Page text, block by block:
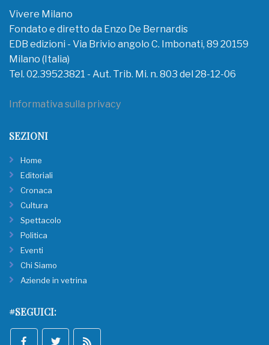
Vivere Milano
Fondato e diretto da Enzo De Bernardis
EDB edizioni - Via Brivio angolo C. Imbonati, 89 20159
Milano (Italia)
Tel. 02.39523821 - Aut. Trib. Mi. n. 803 del 28-12-06
Informativa sulla privacy
SEZIONI
Home
Editoriali
Cronaca
Cultura
Spettacolo
Politica
Eventi
Chi Siamo
Aziende in vetrina
#SEGUICI: